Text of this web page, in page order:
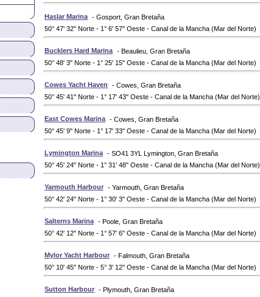
Haslar Marina - Gosport, Gran Bretaña
50° 47' 32'' Norte - 1° 6' 57'' Oeste - Canal de la Mancha (Mar del Norte)
Bucklers Hard Marina - Beaulieu, Gran Bretaña
50° 48' 3'' Norte - 1° 25' 15'' Oeste - Canal de la Mancha (Mar del Norte)
Cowes Yacht Haven
- Cowes, Gran Bretaña
50° 45' 41'' Norte - 1° 17' 43'' Oeste - Canal de la Mancha (Mar del Norte)
East Cowes Marina - Cowes, Gran Bretaña
50° 45' 9'' Norte - 1° 17' 33'' Oeste - Canal de la Mancha (Mar del Norte)
Lymington Marina - SO41 3YL Lymington, Gran Bretaña
50° 45' 24'' Norte - 1° 31' 48'' Oeste - Canal de la Mancha (Mar del Norte)
Yarmouth Harbour - Yarmouth, Gran Bretaña
50° 42' 24'' Norte - 1° 30' 3'' Oeste - Canal de la Mancha (Mar del Norte)
Salterns Marina - Poole, Gran Bretaña
50° 42' 12'' Norte - 1° 57' 6'' Oeste - Canal de la Mancha (Mar del Norte)
Mylor Yacht Harbour - Falmouth, Gran Bretaña
50° 10' 45'' Norte - 5° 3' 12'' Oeste - Canal de la Mancha (Mar del Norte)
Sutton Harbour - Plymouth, Gran Bretaña